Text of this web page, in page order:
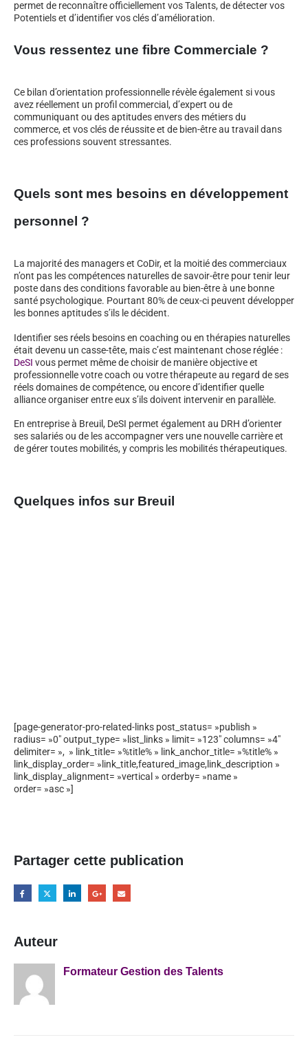
permet de reconnaître officiellement vos Talents, de détecter vos
Potentiels et d’identifier vos clés d’amélioration.
Vous ressentez une fibre Commerciale ?
Ce bilan d’orientation professionnelle révèle également si vous
avez réellement un profil commercial, d’expert ou de
communiquant ou des aptitudes envers des métiers du
commerce, et vos clés de réussite et de bien-être au travail dans
ces professions souvent stressantes.
Quels sont mes besoins en développement
personnel ?
La majorité des managers et CoDir, et la moitié des commerciaux
n’ont pas les compétences naturelles de savoir-être pour tenir leur
poste dans des conditions favorable au bien-être à une bonne
santé psychologique. Pourtant 80% de ceux-ci peuvent développer
les bonnes aptitudes s’ils le décident.
Identifier ses réels besoins en coaching ou en thérapies naturelles
était devenu un casse-tête, mais c’est maintenant chose réglée :
DeSI vous permet même de choisir de manière objective et
professionnelle votre coach ou votre thérapeute au regard de ses
réels domaines de compétence, ou encore d’identifier quelle
alliance organiser entre eux s’ils doivent intervenir en parallèle.
En entreprise à Breuil, DeSI permet également au DRH d’orienter
ses salariés ou de les accompagner vers une nouvelle carrière et
de gérer toutes mobilités, y compris les mobilités thérapeutiques.
Quelques infos sur Breuil
[page-generator-pro-related-links post_status= »publish »
radius= »0″ output_type= »list_links » limit= »123″ columns= »4″
delimiter= », » link_title= »%title% » link_anchor_title= »%title% »
link_display_order= »link_title,featured_image,link_description »
link_display_alignment= »vertical » orderby= »name »
order= »asc »]
Partager cette publication
Auteur
Formateur Gestion des Talents